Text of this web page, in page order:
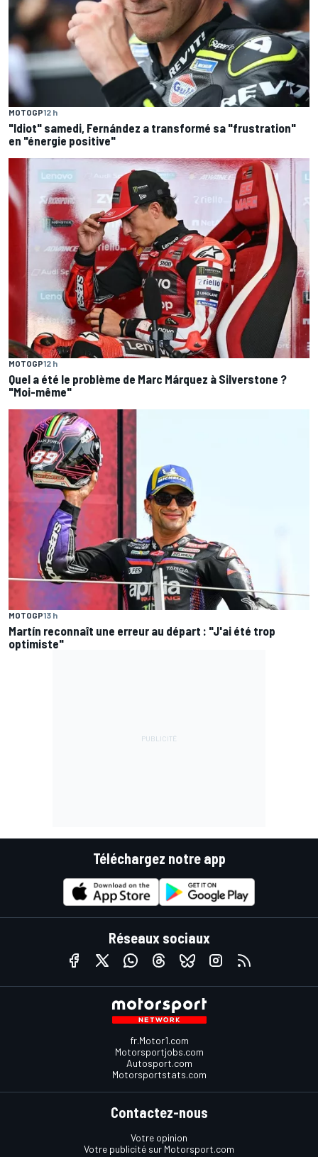
MOTOGP12 h
"Idiot" samedi, Fernández a transformé sa "frustration"
en "énergie positive"
MOTOGP12 h
Quel a été le problème de Marc Márquez à Silverstone ?
"Moi-même"
MOTOGP13 h
Martín reconnaît une erreur au départ : "J'ai été trop
optimiste"
Téléchargez notre app
Réseaux sociaux
fr.Motor1.com
Motorsportjobs.com
Autosport.com
Motorsportstats.com
Contactez-nous
Votre opinion
Votre publicité sur Motorsport.com